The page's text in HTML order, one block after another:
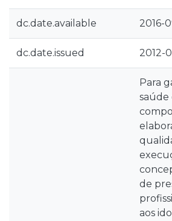
dc.date.available 2016-
dc.date.issued 2012-
Para
saúde
de
aos